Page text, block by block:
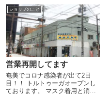
おります。.卒業したら進学や就
職で島を離れる方も多いと思い
ます。この機会に冬アイテムを
もう1着手に...
ショップのこと
営業再開してます
奄美でコロナ感染者が出て2日
目！！ トルトゥーガオープンし
ております。 マスク着用と消毒